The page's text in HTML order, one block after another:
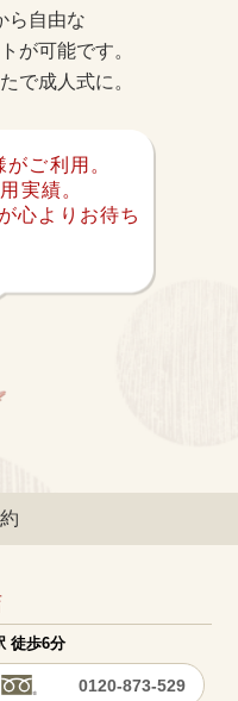
ら自由な
が可能です。
で成人式に。
ご利用。
実績。
心よりお待ち
徒歩6分
0120-873-529